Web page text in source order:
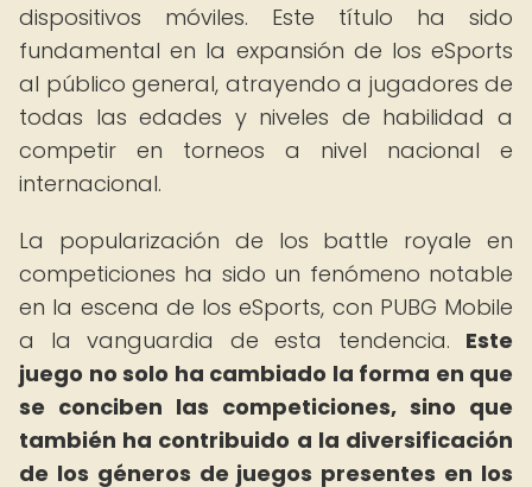
dispositivos móviles. Este título ha sido
fundamental en la expansión de los eSports
al público general, atrayendo a jugadores de
todas las edades y niveles de habilidad a
competir en torneos a nivel nacional e
internacional.
La popularización de los battle royale en
competiciones ha sido un fenómeno notable
en la escena de los eSports, con PUBG Mobile
a la vanguardia de esta tendencia. Este
juego no solo ha cambiado la forma en que
se conciben las competiciones, sino que
también ha contribuido a la diversificación
de los géneros de juegos presentes en los